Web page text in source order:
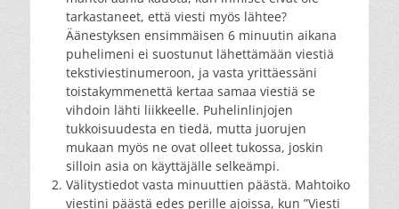
tarkastaneet, että viesti myös lähtee?
Äänestyksen ensimmäisen 6 minuutin aikana
puhelimeni ei suostunut lähettämään viestiä
tekstiviestinumeroon, ja vasta yrittäessäni
toistakymmenettä kertaa samaa viestiä se
vihdoin lähti liikkeelle. Puhelinlinjojen
tukkoisuudesta en tiedä, mutta juorujen
mukaan myös ne ovat olleet tukossa, joskin
silloin asia on käyttäjälle selkeämpi.
Välitystiedot vasta minuuttien päästä. Mahtoiko
viestini päästä edes perille ajoissa, kun ”Viesti